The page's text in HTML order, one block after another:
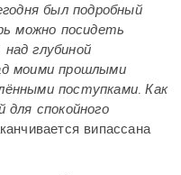
был подробный
можно посидеть
глубиной
моими прошлыми
поступками. Как
спокойного
випассана